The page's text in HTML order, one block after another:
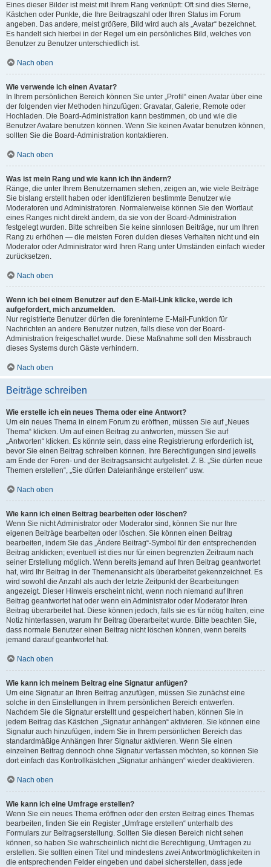
Eines dieser Bilder ist meist mit Ihrem Rang verknüpft: Oft sind dies Sterne,
Kästchen oder Punkte, die Ihre Beitragszahl oder Ihren Status im Forum
angeben. Das andere, meist größere, Bild wird auch als „Avatar“ bezeichnet.
Es handelt sich hierbei in der Regel um ein persönliches Bild, welches von
Benutzer zu Benutzer unterschiedlich ist.
Nach oben
Wie verwende ich einen Avatar?
In Ihrem persönlichen Bereich können Sie unter „Profil“ einen Avatar über eine
der folgenden vier Methoden hinzufügen: Gravatar, Galerie, Remote oder
Hochladen. Die Board-Administration kann bestimmen, ob und wie die
Benutzer Avatare benutzen können. Wenn Sie keinen Avatar benutzen können,
sollten Sie die Board-Administration kontaktieren.
Nach oben
Was ist mein Rang und wie kann ich ihn ändern?
Ränge, die unter Ihrem Benutzernamen stehen, zeigen an, wie viele Beiträge
Sie bislang erstellt haben oder identifizieren bestimmte Benutzer wie
Moderatoren und Administratoren. Normalerweise können Sie den Wortlaut
eines Ranges nicht direkt ändern, da sie von der Board-Administration
festgelegt wurden. Bitte schreiben Sie keine sinnlosen Beiträge, nur um Ihren
Rang zu erhöhen — die meisten Foren dulden dieses Verhalten nicht und ein
Moderator oder Administrator wird Ihren Rang unter Umständen einfach wieder
zurücksetzen.
Nach oben
Wenn ich bei einem Benutzer auf den E-Mail-Link klicke, werde ich
aufgefordert, mich anzumelden.
Nur registrierte Benutzer dürfen die foreninterne E-Mail-Funktion für
Nachrichten an andere Benutzer nutzen, falls diese von der Board-
Administration freigeschaltet wurde. Diese Maßnahme soll den Missbrauch
dieses Systems durch Gäste verhindern.
Nach oben
Beiträge schreiben
Wie erstelle ich ein neues Thema oder eine Antwort?
Um ein neues Thema in einem Forum zu eröffnen, müssen Sie auf „Neues
Thema“ klicken. Um auf einen Beitrag zu antworten, müssen Sie auf
„Antworten“ klicken. Es könnte sein, dass eine Registrierung erforderlich ist,
bevor Sie einen Beitrag schreiben können. Ihre Berechtigungen sind jeweils
am Ende der Foren- und der Beitragsansicht aufgelistet. Z. B. „Sie dürfen neue
Themen erstellen“, „Sie dürfen Dateianhänge erstellen“ usw.
Nach oben
Wie kann ich einen Beitrag bearbeiten oder löschen?
Wenn Sie nicht Administrator oder Moderator sind, können Sie nur Ihre
eigenen Beiträge bearbeiten oder löschen. Sie können einen Beitrag
bearbeiten, indem Sie das „Ändere Beitrag“-Symbol für den entsprechenden
Beitrag anklicken; eventuell ist dies nur für einen begrenzten Zeitraum nach
seiner Erstellung möglich. Wenn bereits jemand auf Ihren Beitrag geantwortet
hat, wird Ihr Beitrag in der Themenansicht als überarbeitet gekennzeichnet. Es
wird sowohl die Anzahl als auch der letzte Zeitpunkt der Bearbeitungen
angezeigt. Dieser Hinweis erscheint nicht, wenn noch niemand auf Ihren
Beitrag geantwortet hat oder wenn ein Administrator oder Moderator Ihren
Beitrag überarbeitet hat. Diese können jedoch, falls sie es für nötig halten, eine
Notiz hinterlassen, warum Ihr Beitrag überarbeitet wurde. Bitte beachten Sie,
dass normale Benutzer einen Beitrag nicht löschen können, wenn bereits
jemand darauf geantwortet hat.
Nach oben
Wie kann ich meinem Beitrag eine Signatur anfügen?
Um eine Signatur an Ihren Beitrag anzufügen, müssen Sie zunächst eine
solche in den Einstellungen in Ihrem persönlichen Bereich entwerfen.
Nachdem Sie die Signatur erstellt und gespeichert haben, können Sie in
jedem Beitrag das Kästchen „Signatur anhängen“ aktivieren. Sie können eine
Signatur auch hinzufügen, indem Sie in Ihrem persönlichen Bereich das
standardmäßige Anhängen Ihrer Signatur aktivieren. Wenn Sie einen
einzelnen Beitrag dennoch ohne Signatur verfassen möchten, so können Sie
dort einfach das Kontrollkästchen „Signatur anhängen“ wieder deaktivieren.
Nach oben
Wie kann ich eine Umfrage erstellen?
Wenn Sie ein neues Thema eröffnen oder den ersten Beitrag eines Themas
bearbeiten, finden Sie ein Register „Umfrage erstellen“ unterhalb des
Formulars zur Beitragserstellung. Sollten Sie diesen Bereich nicht sehen
können, so haben Sie wahrscheinlich nicht die Berechtigung, Umfragen zu
erstellen. Sie sollten einen Titel und mindestens zwei Antwortmöglichkeiten in
die entsprechenden Felder eingeben und dabei sicherstellen, dass jede